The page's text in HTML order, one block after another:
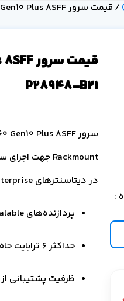
/ قیمت سرور HPE DL360 Gen10 Plus 8SFF پارت نامبر P28948-B21
:
P28948-B21
در دیتاسنترهای Enterprise است.
پردازنده‌های Intel Xeon Scalable نسل سوم
حداکثر ۶ ترابایت حافظه DDR4 با فرکانس 3200MT/s
ظرفیت پشتیبانی از ۸ درایو SFF SAS/SATA/NVMe